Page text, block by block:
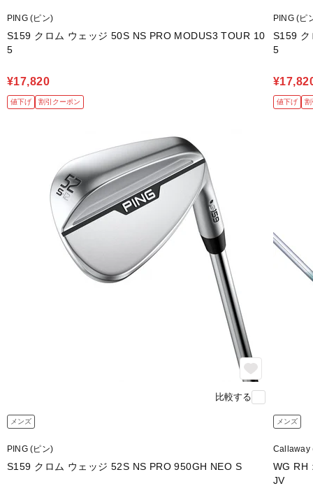
PING (ピン)
S159 クロム ウェッジ 50S NS PRO MODUS3 TOUR 10
5
¥17,820
値下げ 割引クーポン
PING (ピ
S159 ク
5
値下げ 割
比較する
メンズ
PING (ピン)
S159 クロム ウェッジ 52S NS PRO 950GH NEO S
メンズ
Callaway
WG RH
JV